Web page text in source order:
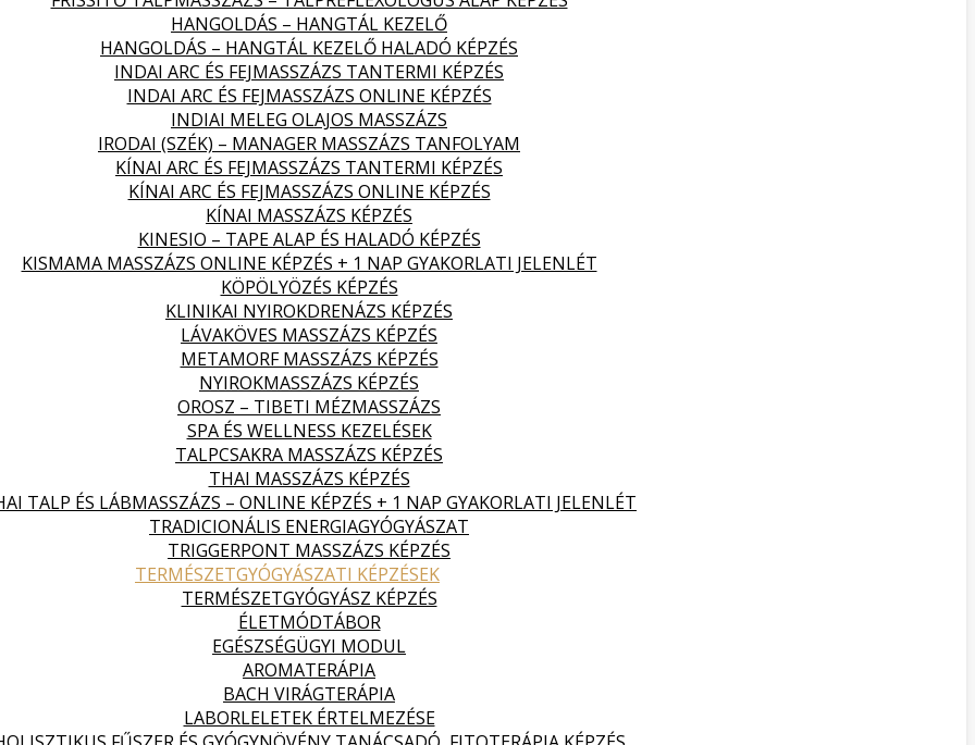
HANGOLDÁS – HANGTÁL KEZELŐ
HANGOLDÁS – HANGTÁL KEZELŐ HALADÓ KÉPZÉS
INDAI ARC ÉS FEJMASSZÁZS TANTERMI KÉPZÉS
INDAI ARC ÉS FEJMASSZÁZS ONLINE KÉPZÉS
INDIAI MELEG OLAJOS MASSZÁZS
IRODAI (SZÉK) – MANAGER MASSZÁZS TANFOLYAM
KÍNAI ARC ÉS FEJMASSZÁZS TANTERMI KÉPZÉS
KÍNAI ARC ÉS FEJMASSZÁZS ONLINE KÉPZÉS
KÍNAI MASSZÁZS KÉPZÉS
KINESIO – TAPE ALAP ÉS HALADÓ KÉPZÉS
KISMAMA MASSZÁZS ONLINE KÉPZÉS + 1 NAP GYAKORLATI JELENLÉT
KÖPÖLYÖZÉS KÉPZÉS
KLINIKAI NYIROKDRENÁZS KÉPZÉS
LÁVAKÖVES MASSZÁZS KÉPZÉS
METAMORF MASSZÁZS KÉPZÉS
NYIROKMASSZÁZS KÉPZÉS
OROSZ – TIBETI MÉZMASSZÁZS
SPA ÉS WELLNESS KEZELÉSEK
TALPCSAKRA MASSZÁZS KÉPZÉS
THAI MASSZÁZS KÉPZÉS
TALP ÉS LÁBMASSZÁZS – ONLINE KÉPZÉS + 1 NAP GYAKORLATI JELENLÉT
TRADICIONÁLIS ENERGIAGYÓGYÁSZAT
TRIGGERPONT MASSZÁZS KÉPZÉS
TERMÉSZETGYÓGYÁSZATI KÉPZÉSEK
TERMÉSZETGYÓGYÁSZ KÉPZÉS
ÉLETMÓDTÁBOR
EGÉSZSÉGÜGYI MODUL
AROMATERÁPIA
BACH VIRÁGTERÁPIA
LABORLELETEK ÉRTELMEZÉSE